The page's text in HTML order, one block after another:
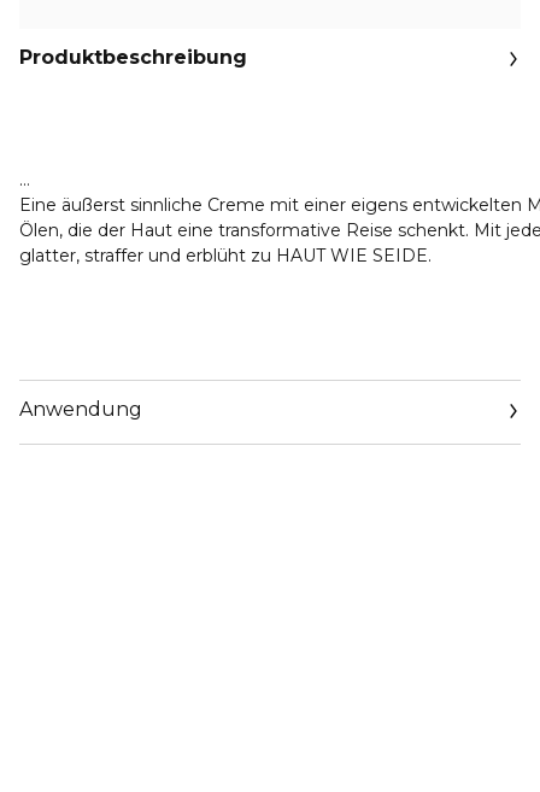
Produktbeschreibung
Eine äußerst sinnliche Creme mit einer eigens entwickelten
Ölen, die der Haut eine transformative Reise schenkt. Mit
glatter, straffer und erblüht zu HAUT WIE SEIDE.
Anwendung